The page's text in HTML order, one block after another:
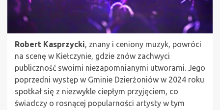
Robert Kasprzycki, znany i ceniony muzyk, powróci
na scenę w Kiełczynie, gdzie znów zachwyci
publiczność swoimi niezapomnianymi utworami. Jego
poprzedni występ w Gminie Dzierżoniów w 2024 roku
spotkał się z niezwykle ciepłym przyjęciem, co
świadczy o rosnącej popularności artysty w tym